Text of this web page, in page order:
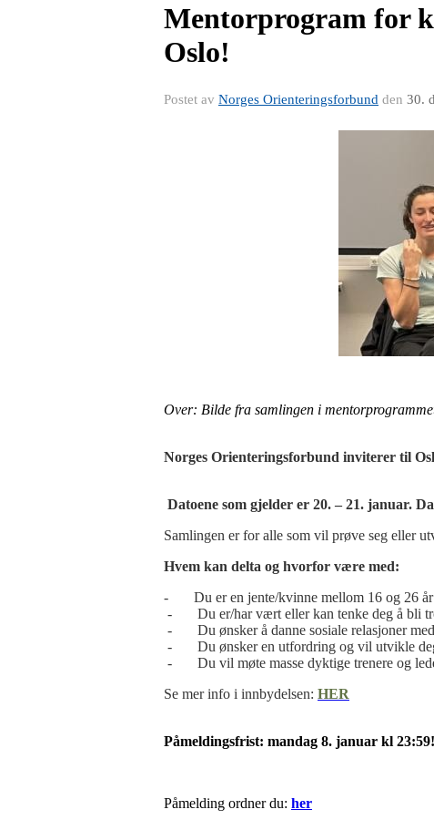
Mentorprogram for
Oslo!
Postet av Norges Orienteringsforbund den 30.
Over: Bilde fra samlingen i
Norges Orienteringsforbund inviterer til
Datoene som gjelder er 20. – 21. januar.
Samlingen er for alle som vil prøve seg eller
Hvem kan delta og hvorfor være med:
- Du er en jente/kvinne mellom 16 og 26 år
- Du er/har vært eller kan tenke deg å bli
- Du ønsker å danne sosiale relasjoner
- Du ønsker en utfordring og vil utvikle
- Du vil møte masse dyktige trenere og
Se mer info i innbydelsen: HER
Påmeldingsfrist: mandag 8. januar kl 23:59!
Påmelding ordner du: her